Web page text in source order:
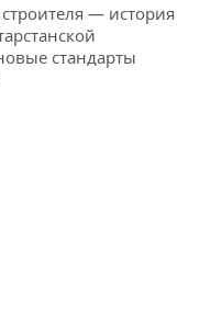
— история
стандарты